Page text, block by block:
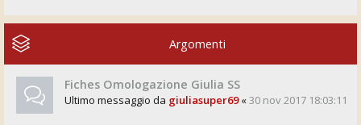
Argomenti
Fiches Omologazione Giulia SS
Ultimo messaggio da giuliasuper69«30 nov 2017 18:03:11